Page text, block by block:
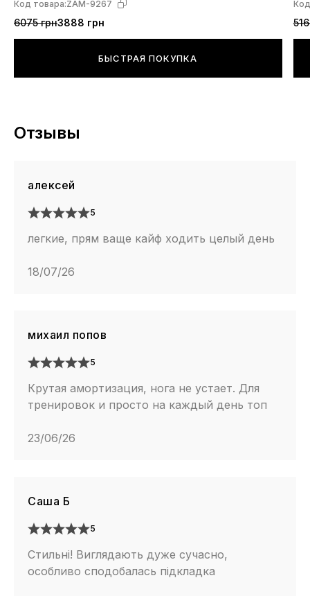
Код товара:ZAM-9267
6075 грн3888 грн
БЫСТРАЯ ПОКУПКА
Отзывы
алексей
5
легкие, прям ваще кайф ходить целый день
18/07/26
михаил попов
5
Крутая амортизация, нога не устает. Для
тренировок и просто на каждый день топ
23/06/26
Саша Б
5
Стильні! Виглядають дуже сучасно,
особливо сподобалась підкладка